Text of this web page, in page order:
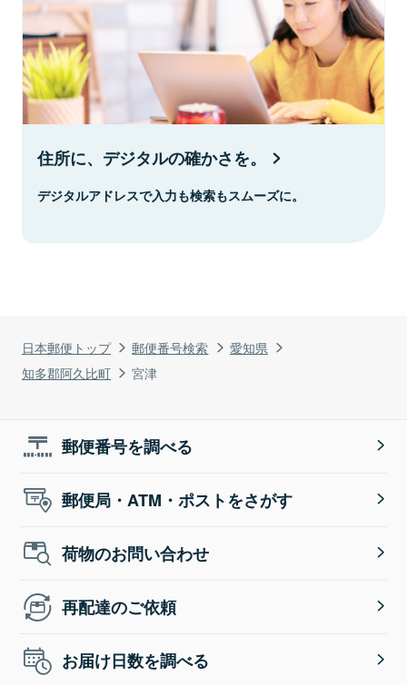
日本郵便トップ 郵便番号検索
愛知県
知多郡阿久比町
宮津
住所に、デジタルの確かさを。
デジタルアドレスで入力も検索もスムーズに。
郵便番号を調べる
郵便局・ATM・ポストをさがす
荷物のお問い合わせ
再配達のご依頼
お届け日数を調べる